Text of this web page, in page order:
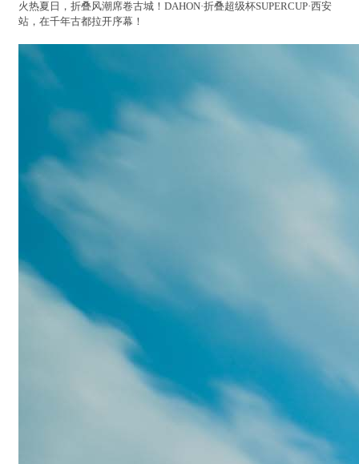
火热夏日，折叠风潮席卷古城！DAHON·折叠超级杯SUPERCUP·西安
站，在千年古都拉开序幕！